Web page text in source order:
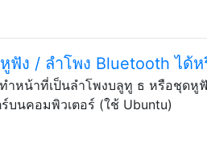
ง / ลำโพง Bluetooth ได้ห
หน้าที่เป็นลำโพงบลูทู ธ หรือชุดหู
นคอมพิวเตอร์ (ใช้ Ubuntu)